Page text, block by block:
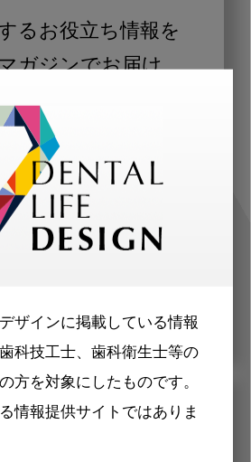
ザインに掲載している情報
科技工士、歯科衛生士等の
方を対象にしたものです。
情報提供サイトではありま
るお役立ち情報を
ガジンでお届け
いた職種（歯科医師、歯
科技工士）に合わせた内
ガジンをお届けします。
メリット